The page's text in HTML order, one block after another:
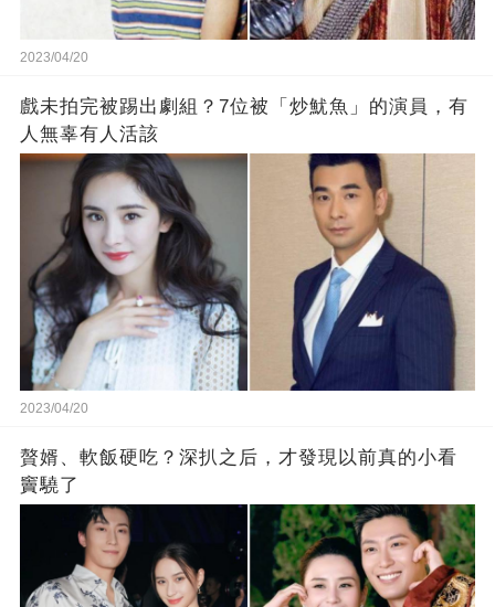
2023/04/20
戲未拍完被踢出劇組？7位被「炒魷魚」的演員，有
人無辜有人活該
2023/04/20
贅婿、軟飯硬吃？深扒之后，才發現以前真的小看
竇驍了